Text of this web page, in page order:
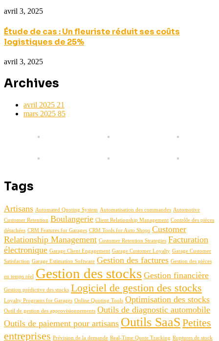
avril 3, 2025
Étude de cas : Un fleuriste réduit ses coûts
logistiques de 25%
avril 3, 2025
Archives
avril 2025 21
mars 2025 85
Tags
Artisans Automated Quoting System Automatisation des commandes Automotive
Customer Retention Boulangerie Client Relationship Management Contrôle des pièces
détachées CRM Features for Garages CRM Tools for Auto Shops Customer
Relationship Management Customer Retention Strategies Facturation
électronique Garage Client Engagement Garage Customer Loyalty Garage Customer
Satisfaction Garage Estimation Software Gestion des factures Gestion des pièces
en temps réel Gestion des stocks Gestion financière
Gestion prédictive des stocks Logiciel de gestion des stocks
Loyalty Programs for Garages Online Quoting Tools Optimisation des stocks
Outil de gestion des approvisionnements Outils de diagnostic automobile
Outils de paiement pour artisans Outils SaaS Petites
entreprises Prévision de la demande Real-Time Quote Tracking Ruptures de stock